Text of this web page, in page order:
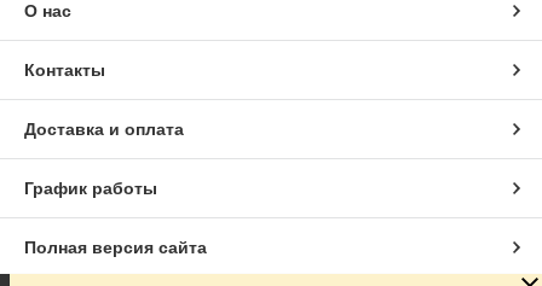
О нас
Контакты
Доставка и оплата
График работы
Полная версия сайта